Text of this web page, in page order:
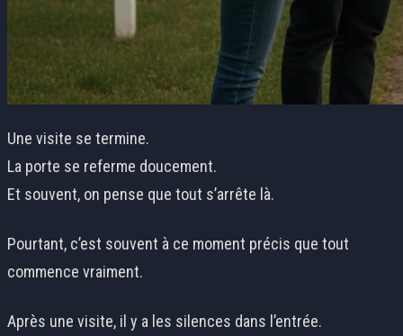
Une visite se termine.
La porte se referme doucement.
Et souvent, on pense que tout s’arrête là.
Pourtant, c’est souvent à ce moment précis que tout
commence vraiment.
Après une visite, il y a les silences dans l’entrée.